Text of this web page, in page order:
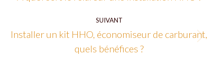
:
SUIVANT
Article
suivant
Installer un kit HHO, économiseur de carburant,
quels bénéfices ?